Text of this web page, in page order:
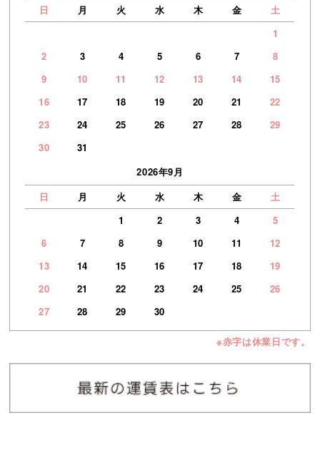
日
月 火 水 木 金
土
1
2
3 4 5 6 7
8
9
10 11 12 13 14
15
16
17 18 19 20 21
22
23
24 25 26 27 28
29
30
31
2026年9月
日
月 火 水 木 金
土
1
2 3 4
5
6
7 8 9 10 11
12
13
14 15 16 17 18
19
20
21 22 23 24 25
26
27
28 29 30
※赤字は休業日です。